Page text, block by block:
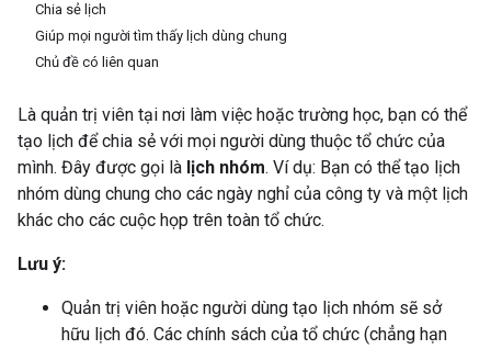
Chia sẻ lịch
Giúp mọi người tìm thấy lịch dùng chung
Chủ đề có liên quan
Là quản trị viên tại nơi làm việc hoặc trường học, bạn có thể
tạo lịch để chia sẻ với mọi người dùng thuộc tổ chức của
mình. Đây được gọi là lịch nhóm. Ví dụ: Bạn có thể tạo lịch
nhóm dùng chung cho các ngày nghỉ của công ty và một lịch
khác cho các cuộc họp trên toàn tổ chức.
Lưu ý:
Quản trị viên hoặc người dùng tạo lịch nhóm sẽ sở
hữu lịch đó. Các chính sách của tổ chức (chẳng hạn